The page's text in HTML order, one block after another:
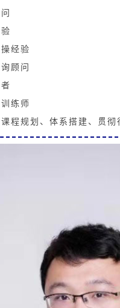
经验
顾问
练师
程规划、体系搭建、贯